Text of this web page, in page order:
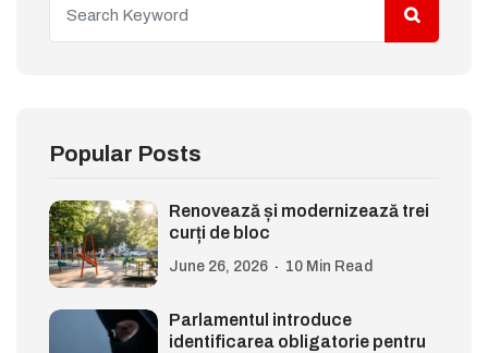
Popular Posts
Renovează și modernizează trei
curți de bloc
June 26, 2026 10 Min Read
Parlamentul introduce
identificarea obligatorie pentru